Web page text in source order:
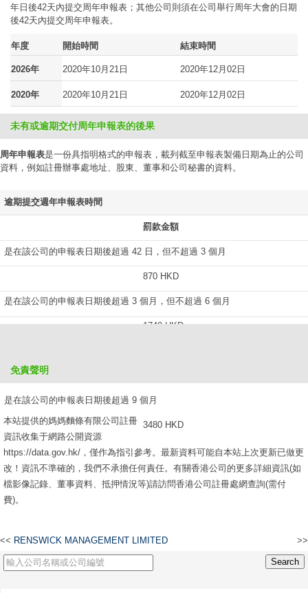
年日後42天內提交周年申報表；其他公司則須在公司舉行周年大會的日期
後42天內提交周年申報表。
年度 開始時間 結束時間
2026年 2020年10月21日 2020年12月02日
2020年 2020年10月21日 2020年12月02日
未有或逾期交付周年申報表的後果
周年申報表是一份具指明格式的申報表，載列截至申報表製備日期為止的公司
資料，例如註冊辦事處地址、股東、董事和公司秘書的資料。
逾期提交週年申報表時間
罰款金額
是在該公司的申報表日期後超過 42 日，但不超過 3 個月
870 HKD
是在該公司的申報表日期後超過 3 個月，但不超過 6 個月
1740 HKD
是在該公司的申報表日期後超過 9 個月
3480 HKD
免責聲明
本站提供的媽媽麵條有限公司註冊
資訊收集于網路公開資源
https://data.gov.hk/，僅作為指引參考。最新資料可能自本站上次更新已做更
改！資訊不準確的，我們不承擔任何責任。有關香港公司的更多詳細資訊(如
檔影像記錄、董事資料、抵押情況等)請訪問香港公司註冊處網查詢(需付
費)。
<< RENSWICK MANAGEMENT LIMITED >>